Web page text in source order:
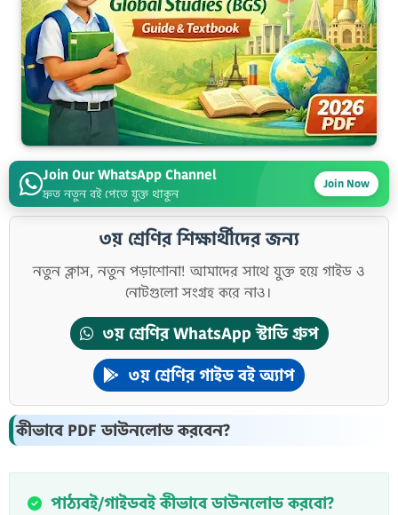
Join Our WhatsApp Channel
দ্রুত নতুন বই পেতে যুক্ত থাকুন
Join Now
৩য় শ্রেণির শিক্ষার্থীদের জন্য
নতুন ক্লাস, নতুন পড়াশোনা! আমাদের সাথে যুক্ত হয়ে গাইড ও
নোটগুলো সংগ্রহ করে নাও।
৩য় শ্রেণির WhatsApp স্টাডি গ্রুপ
৩য় শ্রেণির গাইড বই অ্যাপ
কীভাবে PDF ডাউনলোড করবেন?
পাঠ্যবই/গাইডবই কীভাবে ডাউনলোড করবো?